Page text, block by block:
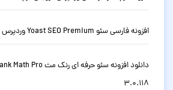
افزونه فارسی سئو Yoast SEO Premium وردپرس نسخه حرفه ای 28.2
3.0.118